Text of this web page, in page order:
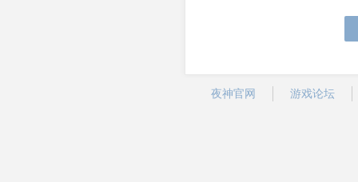
夜神官网 游戏论坛